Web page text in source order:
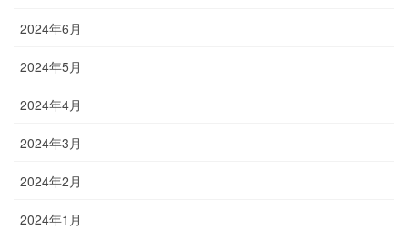
2024年6月
2024年5月
2024年4月
2024年3月
2024年2月
2024年1月